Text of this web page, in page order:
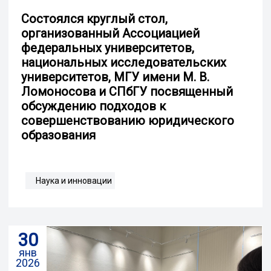
Состоялся круглый стол,
организованный Ассоциацией
федеральных университетов,
национальных исследовательских
университетов, МГУ имени М. В.
Ломоносова и СПбГУ посвященный
обсуждению подходов к
совершенствованию юридического
образования
Наука и инновации
30
янв
2026